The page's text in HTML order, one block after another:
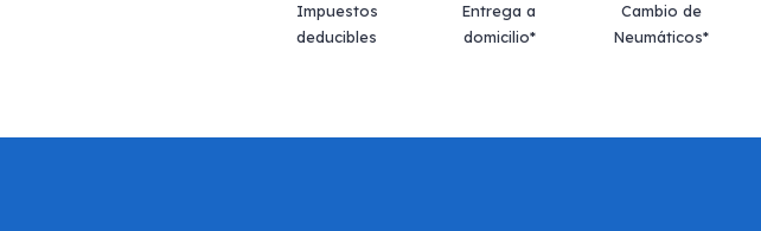
Impuestos
deducibles
Entrega a
domicilio*
Cambio de
Neumáticos*